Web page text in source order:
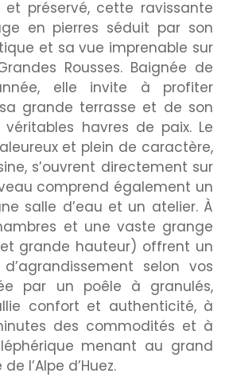
préservé, cette ravissante
en pierres séduit par son
et sa vue imprenable sur
Rousses. Baignée de
elle invite à profiter
grande terrasse et de son
havres de paix. Le
et plein de caractère,
s’ouvrent directement sur
comprend également un
salle d’eau et un atelier. À
et une vaste grange
grande hauteur) offrent un
selon vos
par un poêle à granulés,
confort et authenticité, à
des commodités et à
menant au grand
l’Alpe d’Huez.